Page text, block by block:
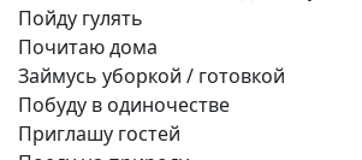
Пойду гулять
Почитаю дома
Займусь уборкой / готовкой
Побуду в одиночестве
Приглашу гостей